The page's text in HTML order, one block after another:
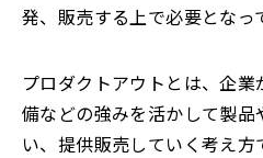
発、販売する上で必要となっ
プロダクトアウトとは、企
備などの強みを活かして製
い、提供販売していく考え